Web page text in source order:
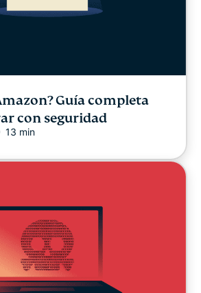
Guía completa
con seguridad
13 min